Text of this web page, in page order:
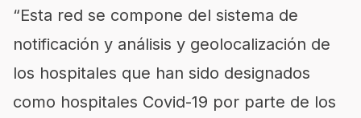
“Esta red se compone del sistema de
notificación y análisis y geolocalización de
los hospitales que han sido designados
como hospitales Covid-19 por parte de los